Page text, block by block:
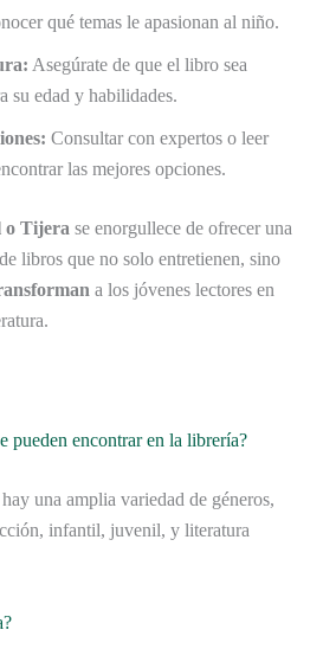
qué temas le apasionan al niño.
Asegúrate de que el libro sea
su edad y habilidades.
Consultar con expertos o leer
las mejores opciones.
o Tijera se enorgullece de ofrecer una
de libros que no solo entretienen, sino
a los jóvenes lectores en
pueden encontrar en la librería?
una amplia variedad de géneros,
infantil, juvenil, y literatura